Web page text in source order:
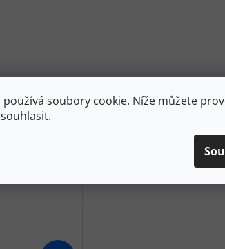
soubory cookie. Níže můžete